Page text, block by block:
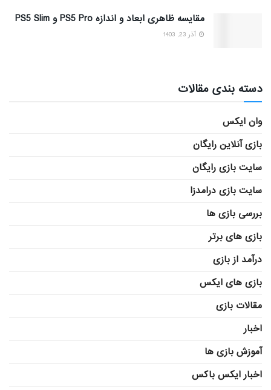
مقایسه ظاهری ابعاد و اندازه PS5 Pro و PS5 Slim
آذر 23, 1403
دسته بندی مقالات
وان ایکس
بازی آنلاین رایگان
سایت بازی رایگان
سایت بازی درامدزا
بررسی بازی ها
بازی های برتر
درآمد از بازی
بازی های ایکس
مقالات بازی
اخبار
آموزش بازی ها
اخبار ایکس باکس